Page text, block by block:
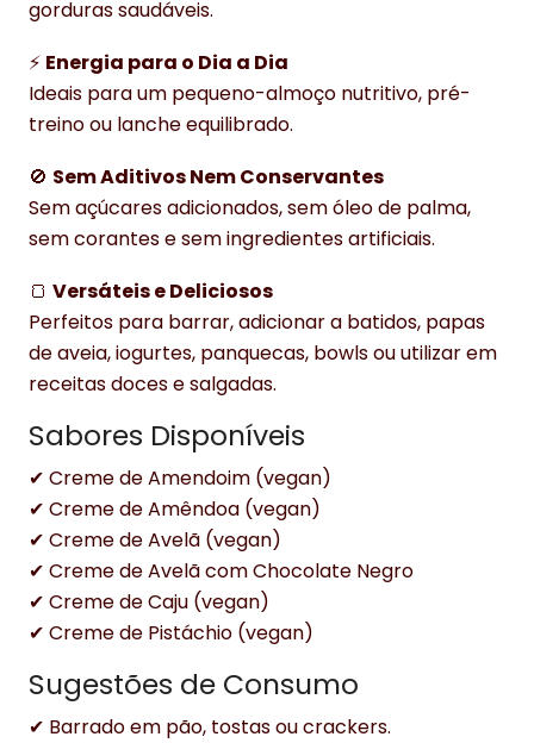
gorduras saudáveis.
⚡ Energia para o Dia a Dia
Ideais para um pequeno-almoço nutritivo, pré-
treino ou lanche equilibrado.
🚫 Sem Aditivos Nem Conservantes
Sem açúcares adicionados, sem óleo de palma,
sem corantes e sem ingredientes artificiais.
🍞 Versáteis e Deliciosos
Perfeitos para barrar, adicionar a batidos, papas
de aveia, iogurtes, panquecas, bowls ou utilizar em
receitas doces e salgadas.
Sabores Disponíveis
✔ Creme de Amendoim (vegan)
✔ Creme de Amêndoa (vegan)
✔ Creme de Avelã (vegan)
✔ Creme de Avelã com Chocolate Negro
✔ Creme de Caju (vegan)
✔ Creme de Pistáchio (vegan)
Sugestões de Consumo
✔ Barrado em pão, tostas ou crackers.